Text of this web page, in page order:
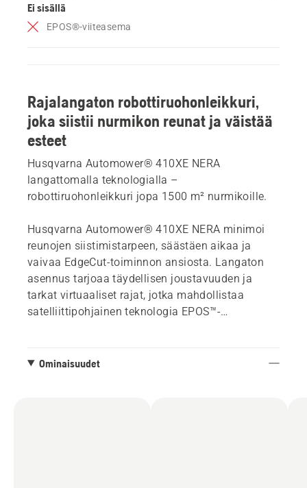
Ei sisällä
EPOS®-viiteasema
Rajalangaton robottiruohonleikkuri,
joka siistii nurmikon reunat ja väistää
esteet
Husqvarna Automower® 410XE NERA
langattomalla teknologialla –
robottiruohonleikkuri jopa 1500 m² nurmikoille.
Husqvarna Automower® 410XE NERA minimoi
reunojen siistimistarpeen, säästäen aikaa ja
vaivaa EdgeCut-toiminnon ansiosta. Langaton
asennus tarjoaa täydellisen joustavuuden ja
tarkat virtuaaliset rajat, jotka mahdollistaa
satelliittipohjainen teknologia EPOS™-
Ominaisuudet